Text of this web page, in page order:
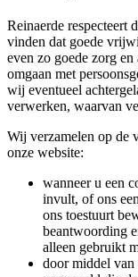
Reinaerde respecteert
vinden dat goede
even zo goede zorg
omgaan met
wij eventueel
verwerken, waarvan
Wij verzamelen op de
onze website:
wanneer u een
invult, of ons
ons toestuurt
beantwoording
alleen gebruikt
door middel van